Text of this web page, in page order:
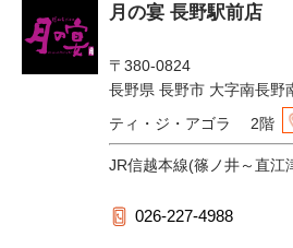
月の宴 長野駅前店
〒380-0824
長野県 長野市 大字南長野
ティ・ジ・アゴラ 2階
JR信越本線(篠ノ井～直江
026-227-4988